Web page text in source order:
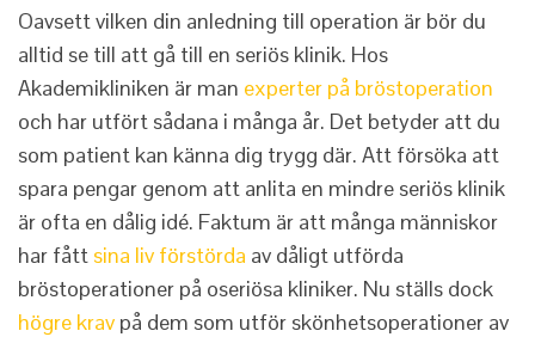
Oavsett vilken din anledning till operation är bör du
alltid se till att gå till en seriös klinik. Hos
Akademikliniken är man experter på bröstoperation
och har utfört sådana i många år. Det betyder att du
som patient kan känna dig trygg där. Att försöka att
spara pengar genom att anlita en mindre seriös klinik
är ofta en dålig idé. Faktum är att många människor
har fått sina liv förstörda av dåligt utförda
bröstoperationer på oseriösa kliniker. Nu ställs dock
högre krav på dem som utför skönhetsoperationer av